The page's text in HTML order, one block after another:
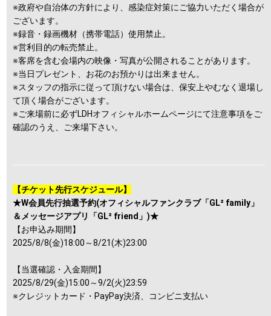
※政府や自治体の方針により、感染症対策にご協力いただく場合が
ございます。
※録音・録画機材（携帯電話）使用禁止。
※営利目的の転売禁止。
※客席を含む会場内の映像・写真が公開されることがあります。
※当日プレゼント、お花のお預かりは出来ません。
※スタッフの指示に従って頂けない場合は、保安上やむなく退場し
て頂く場合がございます。
※ご来場前に必ずLDHオフィシャルホームページにて注意事項をご
確認のうえ、ご来場下さい。
【チケット先行スケジュール】
★W会員先行抽選予約(オフィシャルファンクラブ「GL² family」
＆メッセージアプリ「GL² friend」)★
【お申込み期間】
2025/8/8(金)18:00～8/21(木)23:00
【当選確認・入金期間】
2025/8/29(金)15:00～9/2(火)23:59
※クレジットカード・PayPay決済、コンビニ支払い